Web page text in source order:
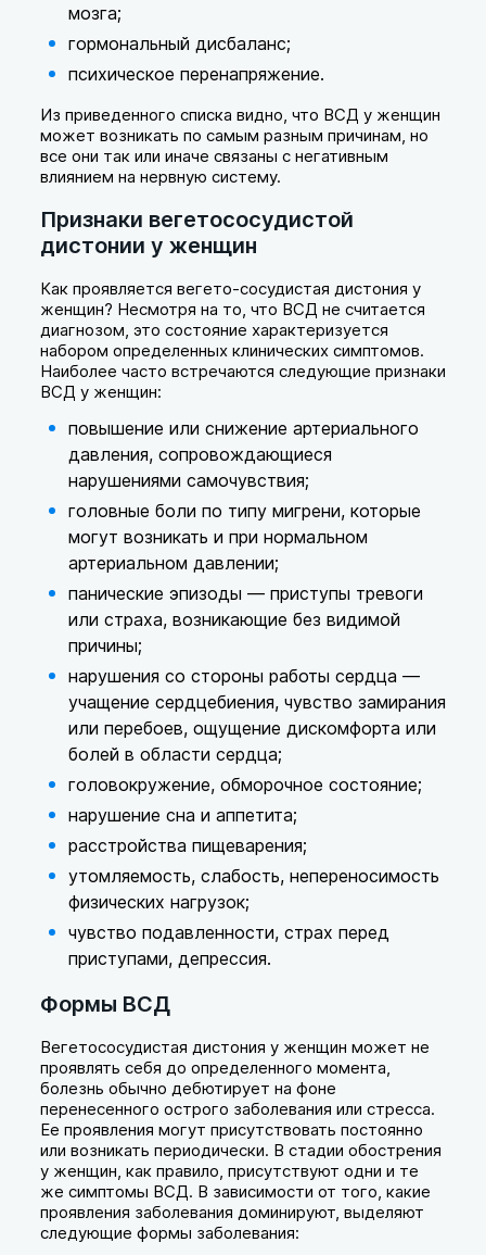
мозга;
гормональный дисбаланс;
психическое перенапряжение.
Из приведенного списка видно, что ВСД у женщин
может возникать по самым разным причинам, но
все они так или иначе связаны с негативным
влиянием на нервную систему.
Признаки вегетососудистой
дистонии у женщин
Как проявляется вегето-сосудистая дистония у
женщин? Несмотря на то, что ВСД не считается
диагнозом, это состояние характеризуется
набором определенных клинических симптомов.
Наиболее часто встречаются следующие признаки
ВСД у женщин:
повышение или снижение артериального
давления, сопровождающиеся
нарушениями самочувствия;
головные боли по типу мигрени, которые
могут возникать и при нормальном
артериальном давлении;
панические эпизоды — приступы тревоги
или страха, возникающие без видимой
причины;
нарушения со стороны работы сердца —
учащение сердцебиения, чувство замирания
или перебоев, ощущение дискомфорта или
болей в области сердца;
головокружение, обморочное состояние;
нарушение сна и аппетита;
расстройства пищеварения;
утомляемость, слабость, непереносимость
физических нагрузок;
чувство подавленности, страх перед
приступами, депрессия.
Формы ВСД
Вегетососудистая дистония у женщин может не
проявлять себя до определенного момента,
болезнь обычно дебютирует на фоне
перенесенного острого заболевания или стресса.
Ее проявления могут присутствовать постоянно
или возникать периодически. В стадии обострения
у женщин, как правило, присутствуют одни и те
же симптомы ВСД. В зависимости от того, какие
проявления заболевания доминируют, выделяют
следующие формы заболевания: